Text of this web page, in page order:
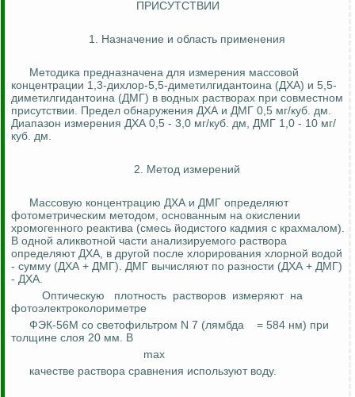
ПРИСУТСТВИИ
1. Назначение и область применения
Методика предназначена для измерения массовой
концентрации 1,3-дихлор-5,5-диметилгидантоина (ДХА) и 5,5-
диметилгидантоина (ДМГ) в водных растворах при совместном
присутствии. Предел обнаружения ДХА и ДМГ 0,5 мг/куб. дм.
Диапазон измерения ДХА 0,5 - 3,0 мг/куб. дм, ДМГ 1,0 - 10 мг/
куб. дм.
2. Метод измерений
Массовую концентрацию ДХА и ДМГ определяют
фотометрическим методом, основанным на окислении
хромогенного реактива (смесь йодистого кадмия с крахмалом).
В одной аликвотной части анализируемого раствора
определяют ДХА, в другой после хлорирования хлорной водой
- сумму (ДХА + ДМГ). ДМГ вычисляют по разности (ДХА + ДМГ)
- ДХА.
Оптическую
плотность растворов измеряют на
фотоэлектроколориметре
ФЭК-56М со светофильтром N 7 (лямбда
= 584 нм) при
толщине слоя 20 мм. В
max
качестве раствора сравнения используют воду.